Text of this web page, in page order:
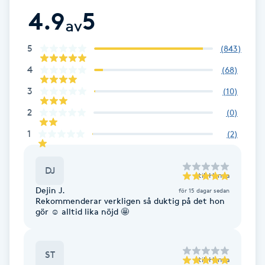
Face framing
Faceliftmassage
Fet hårbotten
Fettreducering
Fibromassage
4.9av5
5 (843)
4 (68)
3 (10)
2 (0)
1 (2)
DJ till Hanna
Dejin J. för 15 dagar sedan
Rekommenderar verkligen så duktig på det hon
gör ☺️ alltid lika nöjd 🤩
ST till Hanna